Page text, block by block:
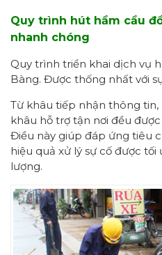
Quy trình hút hầm cầu
nhanh chóng
Quy trình triển khai dịch vụ
Bàng. Được thống nhất với
Từ khâu tiếp nhận thông
khâu hỗ trợ tận nơi đều
Điều này giúp đáp ứng tiêu
hiệu quả xử lý sự cố được
lượng.